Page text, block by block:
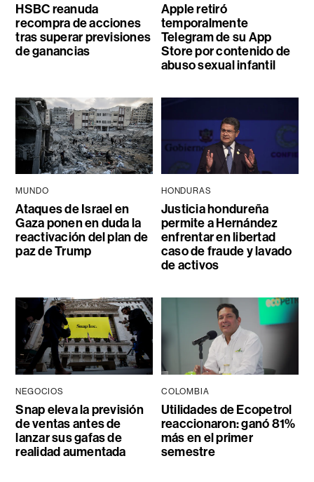
HSBC reanuda
recompra de acciones
tras superar previsiones
de ganancias
Apple retiró
temporalmente
Telegram de su App
Store por contenido de
abuso sexual infantil
MUNDO
Ataques de Israel en
Gaza ponen en duda la
reactivación del plan de
paz de Trump
HONDURAS
Justicia hondureña
permite a Hernández
enfrentar en libertad
caso de fraude y lavado
de activos
NEGOCIOS
Snap eleva la previsión
de ventas antes de
lanzar sus gafas de
realidad aumentada
COLOMBIA
Utilidades de Ecopetrol
reaccionaron: ganó 81%
más en el primer
semestre